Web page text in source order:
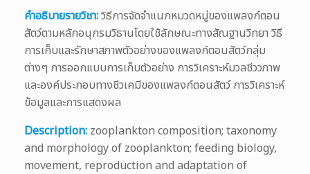
คำอธิบายรายวิชา:วิธีการจัดจำแนกหมวดหมู่ของแพลงก์ตอน
สัตว์ตามหลักอนุกรมวิธานโดยใช้ลักษณะทางสัณฐานวิทยา วิธี
การเก็บและรักษาสภาพตัวอย่างของแพลงก์ตอนสัตว์กลุ่ม
ต่างๆ การออกแบบการเก็บตัวอย่าง การวิเคราะห์มวลชีววภาพ
และองค์ประกอบทางชีวเคมีของแพลงก์ตอนสัตว์ การวิเคราะห์
ข้อมูลและการแสดงผล
Description: zooplankton composition; taxonomy
and morphology of zooplankton; feeding biology,
movement, reproduction and adaptation of